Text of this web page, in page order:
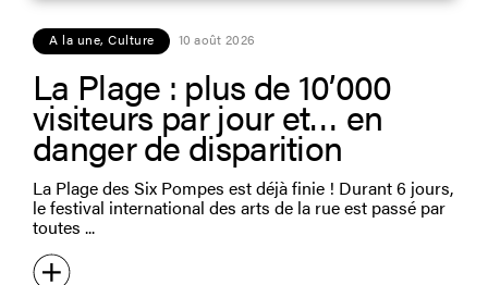
A la une, Culture 10 août 2026
La Plage : plus de 10’000
visiteurs par jour et… en
danger de disparition
La Plage des Six Pompes est déjà finie ! Durant 6 jours,
le festival international des arts de la rue est passé par
toutes